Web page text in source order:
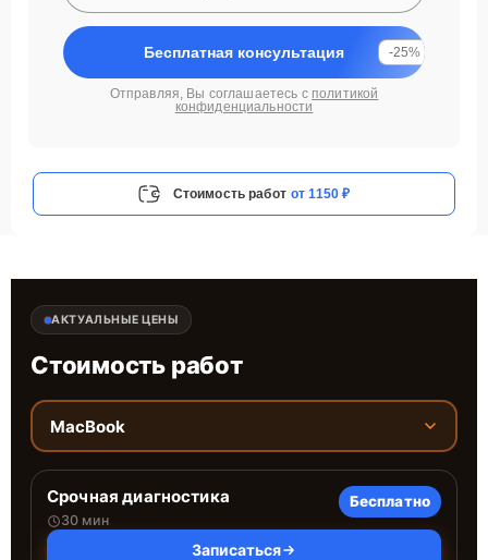
Бесплатная консультация -25%
Отправляя, Вы соглашаетесь с политикой
конфиденциальности
Стоимость работ от 1150 ₽
АКТУАЛЬНЫЕ ЦЕНЫ
Стоимость работ
MacBook
Срочная диагностика
30 мин
Бесплатно
Записаться